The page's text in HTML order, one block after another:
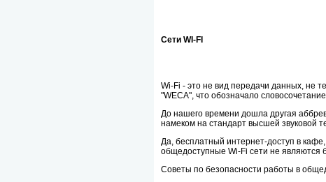
Сети WI-FI
Wi-Fi - это не вид передачи данных, не
"WECA", что обозначало
До нашего времени дошла другая
намеком на стандарт высшей звуковой
Да, бесплатный интернет-доступ в
общедоступные Wi-Fi сети не являются
Советы по безопасности работы в